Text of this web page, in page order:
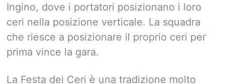
Ingino, dove i portatori posizionano i loro
ceri nella posizione verticale. La squadra
che riesce a posizionare il proprio ceri per
prima vince la gara.
La Festa dei Ceri è una tradizione molto